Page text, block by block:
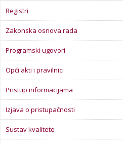
Registri
Zakonska osnova rada
Programski ugovori
Opći akti i pravilnici
Pristup informacijama
Izjava o pristupačnosti
Sustav kvalitete